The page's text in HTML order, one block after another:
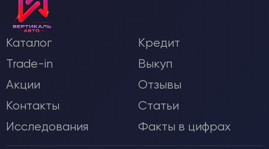
Каталог
Кредит
Trade-in
Выкуп
Акции
Отзывы
Контакты
Статьи
Исследования
Факты в цифрах